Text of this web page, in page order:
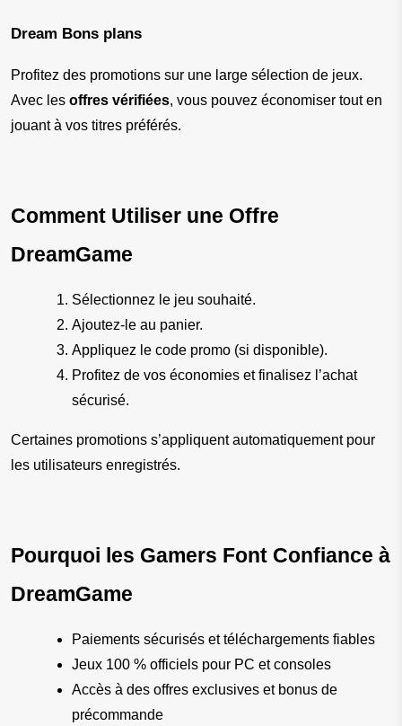
Dream Bons plans
Profitez des promotions sur une large sélection de jeux.
Avec les offres vérifiées, vous pouvez économiser tout en
jouant à vos titres préférés.
Comment Utiliser une Offre
DreamGame
Sélectionnez le jeu souhaité.
Ajoutez-le au panier.
Appliquez le code promo (si disponible).
Profitez de vos économies et finalisez l’achat
sécurisé.
Certaines promotions s’appliquent automatiquement pour
les utilisateurs enregistrés.
Pourquoi les Gamers Font Confiance à
DreamGame
Paiements sécurisés et téléchargements fiables
Jeux 100 % officiels pour PC et consoles
Accès à des offres exclusives et bonus de
précommande